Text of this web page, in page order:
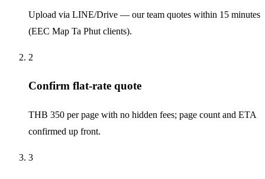
Upload via LINE/Drive — our team quotes within 15 minutes
(EEC Map Ta Phut clients).
2
Confirm flat-rate quote
THB 350 per page with no hidden fees; page count and ETA
confirmed up front.
3